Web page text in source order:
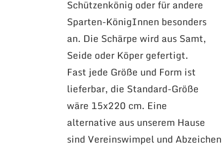
Schützenkönig oder für andere
Sparten-KönigInnen besonders
an. Die Schärpe wird aus Samt,
Seide oder Köper gefertigt.
Fast jede Größe und Form ist
lieferbar, die Standard-Größe
wäre 15x220 cm. Eine
alternative aus unserem Hause
sind Vereinswimpel und